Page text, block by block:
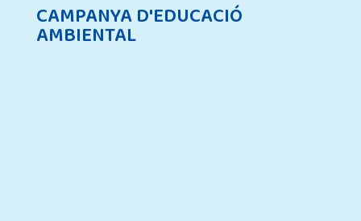
CAMPANYA D'EDUCACIÓ
AMBIENTAL